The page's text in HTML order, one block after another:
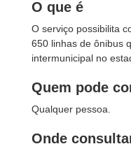
O que é
O serviço possibilita
650 linhas de ônibus
intermunicipal no
Quem pode
Qualquer pessoa.
Onde